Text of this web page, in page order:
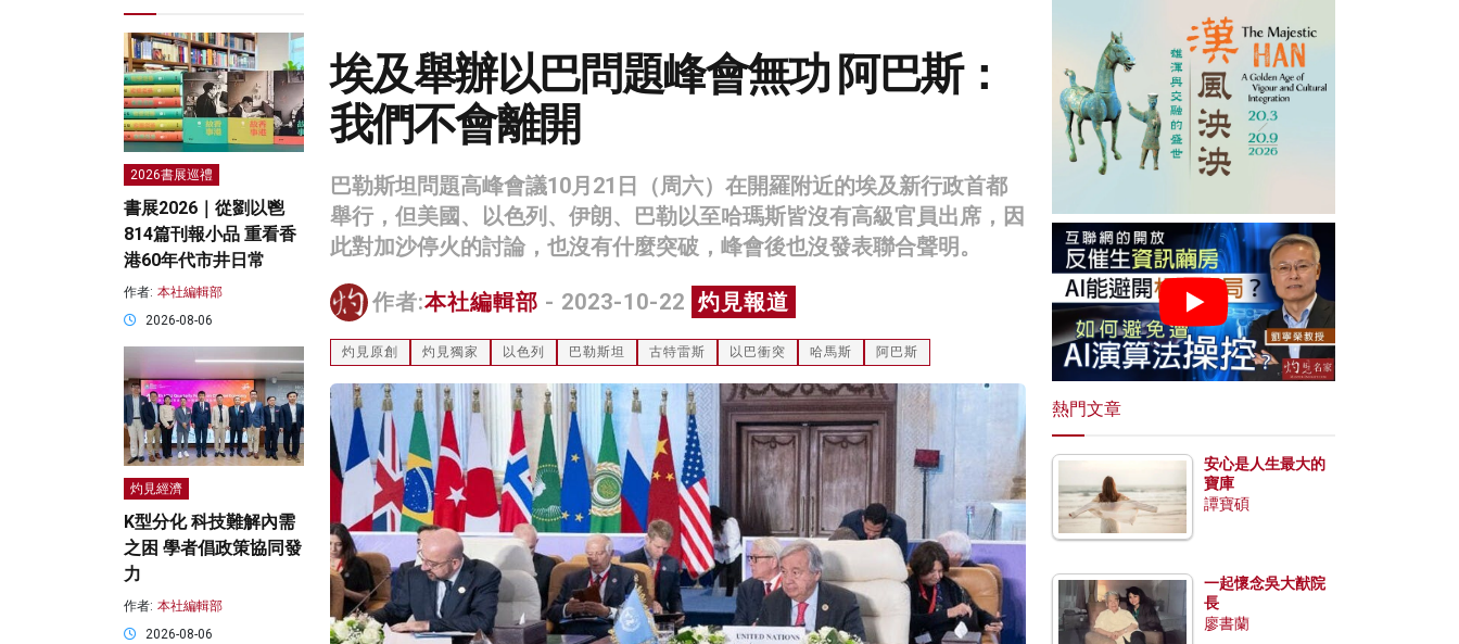
埃及舉辦以巴問題峰會無功 阿巴斯：
我們不會離開
巴勒斯坦問題高峰會議10月21日（周六）在開羅附近的埃及新行政首都
舉行，但美國、以色列、伊朗、巴勒以至哈瑪斯皆沒有高級官員出席，因
此對加沙停火的討論，也沒有什麼突破，峰會後也沒發表聯合聲明。
作者:本社編輯部 - 2023-10-22 灼見報道
灼見原創 灼見獨家 以色列 巴勒斯坦 古特雷斯 以巴衝突 哈馬斯 阿巴斯
2026書展巡禮
書展2026｜從劉以鬯
814篇刊報小品 重看香
港60年代市井日常
作者: 本社編輯部
2026-08-06
灼見經濟
K型分化 科技難解內需
之困 學者倡政策協同發
力
作者: 本社編輯部
2026-08-06
熱門文章
安心是人生最大的
寶庫
譚寶碩
一起懷念吳大猷院
長
廖書蘭